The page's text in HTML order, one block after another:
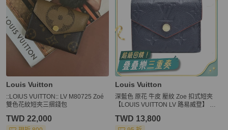
Louis Vuitton
::LOIUS VUITTON:: LV M80725 Zoé
雙色花紋短夾三摺錢包
TWD 22,000
Louis Vuitton
深藍色 原花 牛皮 壓紋 Zoe 扣式短夾
【LOUIS VUITTON LV 路易威登】 M
TWD 13,800